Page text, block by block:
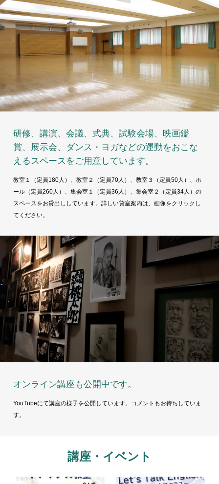
研修、講演、会議、式典、試験会場、映画鑑
賞、展示会、ダンス・ヨガなどの運動をおこな
えるスペースをご用意しています。
教室１（定員180人）、教室２（定員70人）、教室３（定員50人）、ホ
ール（定員260人）、集会室１（定員36人）、集会室２（定員34人）の
スペースをお貸出ししています。詳しい貸室案内は、画像をクリックし
てください。
オンライン講座も公開中です。
YouTubeにて講座の様子を公開しています。コメントもお待ちしていま
す。
講座・イベント